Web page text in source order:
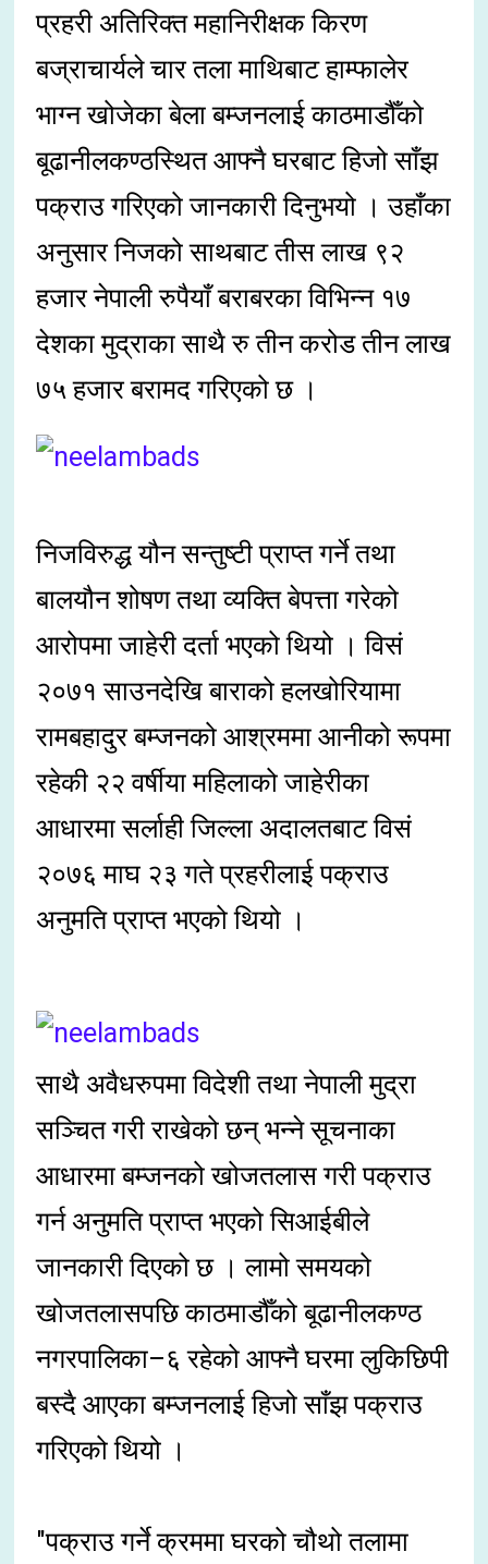
प्रहरी अतिरिक्त महानिरीक्षक किरण
बज्राचार्यले चार तला माथिबाट हाम्फालेर
भाग्न खोजेका बेला बम्जनलाई काठमाडौँको
बूढानीलकण्ठस्थित आफ्नै घरबाट हिजो साँझ
पक्राउ गरिएको जानकारी दिनुभयो । उहाँका
अनुसार निजको साथबाट तीस लाख ९२
हजार नेपाली रुपैयाँ बराबरका विभिन्न १७
देशका मुद्राका साथै रु तीन करोड तीन लाख
७५ हजार बरामद गरिएको छ ।
निजविरुद्ध यौन सन्तुष्टी प्राप्त गर्ने तथा
बालयौन शोषण तथा व्यक्ति बेपत्ता गरेको
आरोपमा जाहेरी दर्ता भएको थियो । विसं
२०७१ साउनदेखि बाराको हलखोरियामा
रामबहादुर बम्जनको आश्रममा आनीको रूपमा
रहेकी २२ वर्षीया महिलाको जाहेरीका
आधारमा सर्लाही जिल्ला अदालतबाट विसं
२०७६ माघ २३ गते प्रहरीलाई पक्राउ
अनुमति प्राप्त भएको थियो ।
साथै अवैधरुपमा विदेशी तथा नेपाली मुद्रा
सञ्चित गरी राखेको छन् भन्ने सूचनाका
आधारमा बम्जनको खोजतलास गरी पक्राउ
गर्न अनुमति प्राप्त भएको सिआईबीले
जानकारी दिएको छ । लामो समयको
खोजतलासपछि काठमाडौँको बूढानीलकण्ठ
नगरपालिका–६ रहेको आफ्नै घरमा लुकिछिपी
बस्दै आएका बम्जनलाई हिजो साँझ पक्राउ
गरिएको थियो ।
"पक्राउ गर्ने क्रममा घरको चौथो तलामा